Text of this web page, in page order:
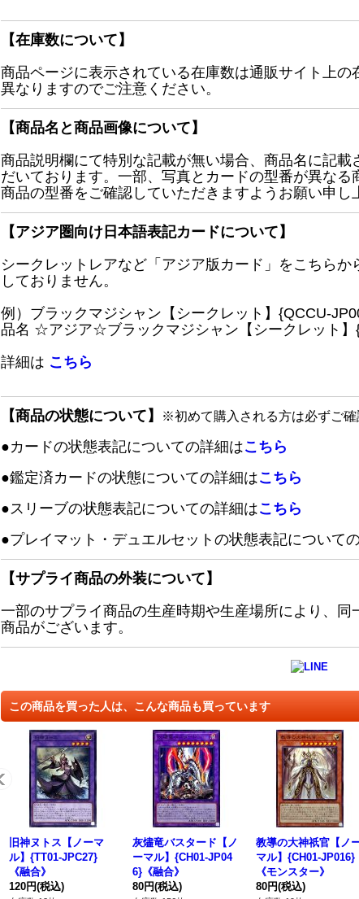
【在庫数について】
商品ページに表示されている在庫数は通販サイト上
異なりますのでご注意ください。
【商品名と商品画像について】
商品説明欄にて特別な記載が無い場合、商品名に記
だいております。一部、写真とカードの型番が異な
商品の型番をご確認していただきますようお願い申し
【アジア圏向け日本語表記カードについて】
シークレットレアなど「アジア版カード」をこちら
しておりません。
例）ブラックマジシャン【シークレット】{QCCU-
品名 ☆アジア☆ブラックマジシャン【シークレット】
詳細は こちら
【商品の状態について】 ※初めて購入される方は必ずご確
●カードの状態表記についての詳細はこちら
●鑑定済カードの状態についての詳細はこちら
●スリーブの状態表記についての詳細はこちら
●プレイマット・デュエルセットの状態表記について
【サプライ商品の外装について】
一部のサプライ商品の生産時期や生産場所により、
商品がございます。
この商品を買った人は、こんな商品も買っています
旧神ヌトス【ノーマ
ル】{TT01-JPC27}
《融合》
120円(税込)
灰燼竜バスタード【ノ
ーマル】{CH01-JP04
6}《融合》
80円(税込)
教導の大神祇官【ノ
マル】{CH01-JP016}
《モンスター》
80円(税込)